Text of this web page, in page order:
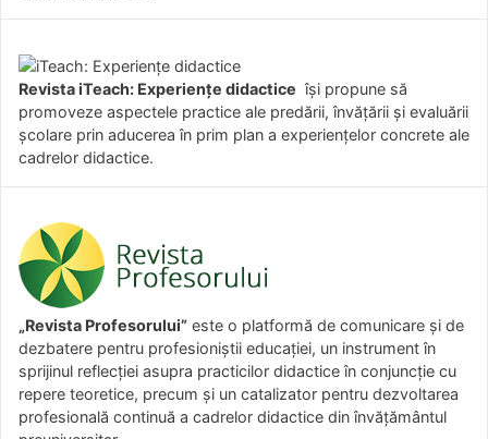
Revista iTeach: Experienţe didactice îşi propune să
promoveze aspectele practice ale predării, învăţării şi evaluării
şcolare prin aducerea în prim plan a experienţelor concrete ale
cadrelor didactice.
„Revista Profesorului” este o platformă de comunicare și de
dezbatere pentru profesioniștii educației, un instrument în
sprijinul reflecției asupra practicilor didactice în conjuncție cu
repere teoretice, precum și un catalizator pentru dezvoltarea
profesională continuă a cadrelor didactice din învățământul